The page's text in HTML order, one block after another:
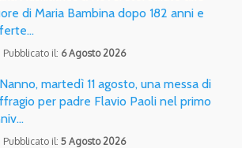
di Maria Bambina dopo 182 anni e
Pubblicato il: 6 Agosto 2026
martedì 11 agosto, una messa di
per padre Flavio Paoli nel primo
Pubblicato il: 5 Agosto 2026